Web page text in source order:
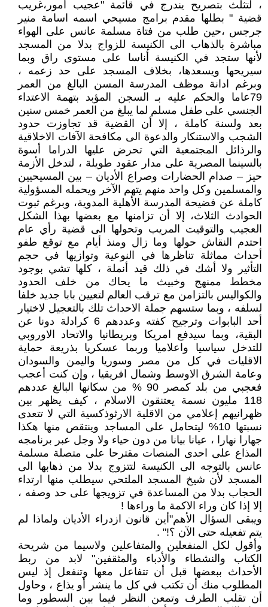
، لتثلث بتصريح يندرج في قائمة "عجيب أمور،غريب
قضية " بطلها مقدم برامج مسيحي اسمه اسامة منير
جرجس ،حين طلب من فتاة مسلمة عانس على الهواء
مباشرة بالذهاب الى الكنيسة للزواج بدلا من المسجد
لأنها ستجد في الكنيسة أناسا على مستوى راق وبما
سيريحها ويسعدها، بخلاف المسجد على حد زعمه ،
وبرغم ادانة موظف المدرسة المسن البالغ من العمر
79عاما والحكم عليه بـ السجن المؤبد بتهمة الاعتداء
الجنسي على طفل مسلم لما يبلغ من العمر خمس سنين
بعد ولسنة كاملة ، إلا أن القضية قد تجاوزت حدود
الشجب والاستنكار والدعوة الى مكافحة الآفات الاخلاقية
والرذائل المجتمعية التي تحرض عليها الدراما أسوة
بالسينما المصرية على مدار عقود طويلة ، لتدخل الأزمة
حيز – صدام الحضارات وصراع الأديان – بين المسيحيين
والمسلمين وكل واحد منهم يتهم الآخر ويحمله المسؤولية
كاملة عن فضيحة المدرسة الأهلية المدوية، وبرغم ثبوت
الحوادث الثلاث، إلا أن تزامنها مع بعضها بهذا الشكل
العجيب والتوقيت المريب وتحولها الى قضية رأي عام
احتدم النقاش حولها وما زال ومنذ أيام مع توقع طفو
أحداث مماثلة تناظرها في النوعية وتوازيها في حجم
التأثير ولا أشك في ذلك قيد أنملة ، كلها تشي بوجود
مخطط ممنهج وخبيث ما يحاك من خلف الحدود
والكواليس بالتزامن مع ترقب العالم لتعيين بابا جديد خلفا
لسلفه ، وبما ستسهم جملة الاحداث تلك بالتعجيل لاختيار
أحد البابوات وترجيح كفته وعددهم 6 كرادلة دونا عن
البقية، وبما سيدفع امريكا وبريطانيا والاتحاد الاوروبي
للتدخل سياسيا واعلاميا وربما عسكريا بذريعة حماية
الاقليات في كل من مصر وسوريا واليمن والسودان
وعامة الشرق الاوسط وشمال افريقيا ، وإن كنت أعجب
فعجبي من بلد كمصر 90 % من سكانها البالغ عددهم
118 مليون نسمة يعتنقون الاسلام ، كيف يظهر بين
ظهرانيهم إعلامي من الاقلية الارثوذكسية التي لا تتعدى
نسبتها 10% ليتحامل على المساجد وينتقص منها هكذا
جهارا نهارا ، عيانا بيانا من دون حياء ولا وجل عبر برنامجه
المذاع على احدى المنصات مقترحا على متصلة مسلمة
عانس بالتوجه الى الكنيسة لتتزوج بدلا من ذهابها الى
المسجد لأن شيخ المسجد الملتحي سيطلب منها ارتداء
الحجاب بدلا من المساعدة في تزويجها على حد وصفه ،
إلا إذا كان وراء الاكمة ما وراءها !
ويبقى السؤال الأهم"أين قانون ازدراء الأديان ولماذا لم
يتم تفعيله حتى الآن ؟!" .
وأقول لكل المنفعلين والمتفاعلين ولاسيما من شريحة
الكتاب والنشطاء والأدباء والمثقفين" لابد من ربط
الأحداث ببعضها قبل أن تتفاعل معها وتنفعل إذ ليس
المطلوب منك أن تكتب في كل ما ينشر أو يذاع ، وحاول
أن تقلب الطرف وتمعن النظر فيما بين السطور وما